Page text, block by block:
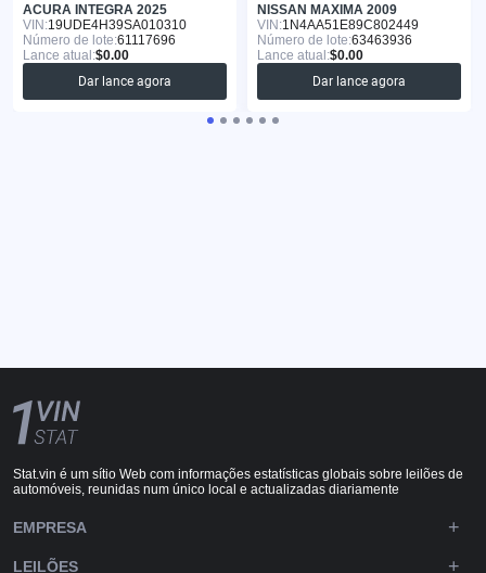
ACURA INTEGRA 2025
VIN:19UDE4H39SA010310
Número de lote:61117696
Lance atual:$0.00
Dar lance agora
NISSAN MAXIMA 2009
VIN:1N4AA51E89C802449
Número de lote:63463936
Lance atual:$0.00
Dar lance agora
Stat.vin é um sítio Web com informações estatísticas globais sobre leilões de
automóveis, reunidas num único local e actualizadas diariamente
EMPRESA
LEILÕES